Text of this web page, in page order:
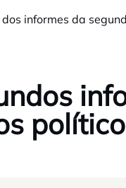
dos informes da